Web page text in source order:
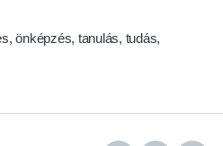
,önképzés, tanulás, tudás,